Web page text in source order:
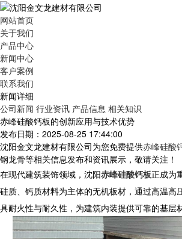
网站首页
关于我们
产品中心
新闻中心
客户案例
联系我们
新闻详细
公司新闻 行业资讯 产品信息 相关知识
赤峰硅酸钙板的创新应用与技术优势
发布日期：2025-08-25 17:44:00
沈阳金文龙建材有限公司为您免费提供赤峰硅酸
钢龙骨等相关信息发布和资讯展示，敬请关注！
在现代建筑装饰领域，沈阳赤峰硅酸钙板正成为
硅质、钙质材料为主体的无机板材，通过高温高
具耐火性与耐久性，为建筑内装提供可靠的基层